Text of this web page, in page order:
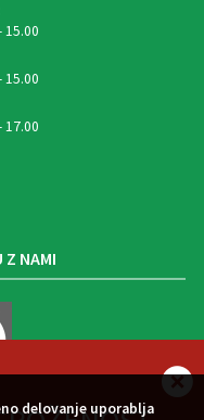
15.00
15.00
17.00
Z NAMI
delovanje uporablja